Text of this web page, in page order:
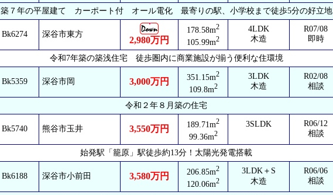
築７年の平屋建て カーポート付 オール電化 最寄りの駅、小学校まで徒歩5分の好立地
Bk6274 深谷市東方
2,980万円
178.58m2
105.99m2
4LDK
木造
R07/08
即時
令和7年築の築浅住宅 徒歩圏内に商業施設が揃う便利な住環境
Bk5359 深谷市岡 3,000万円 351.15m2
109.8m2
3LDK
木造
R02/08
相談
令和２年８月築の住宅
Bk5740 熊谷市玉井 3,550万円 189.71m2
99.36m2
3SLDK
R06/12
相談
始発駅「籠原」駅徒歩約13分！太陽光発電搭載
Bk6188 深谷市小前田 3,580万円 206.85m2
120.06m2
3LDK＋S
木造
R06/06
相談